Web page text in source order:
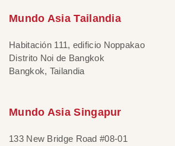
Mundo Asia Tailandia
Habitación 111, edificio Noppakao
Distrito Noi de Bangkok
Bangkok, Tailandia
Mundo Asia Singapur
133 New Bridge Road #08-01